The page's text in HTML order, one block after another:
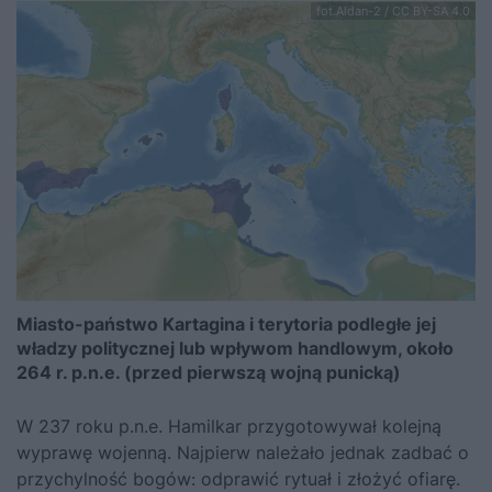
fot.Aldan-2 / CC BY-SA 4.0
Miasto-państwo Kartagina i terytoria podległe jej
władzy politycznej lub wpływom handlowym, około
264 r. p.n.e. (przed pierwszą wojną punicką)
W 237 roku p.n.e. Hamilkar przygotowywał kolejną
wyprawę wojenną. Najpierw należało jednak zadbać o
przychylność bogów: odprawić rytuał i złożyć ofiarę.